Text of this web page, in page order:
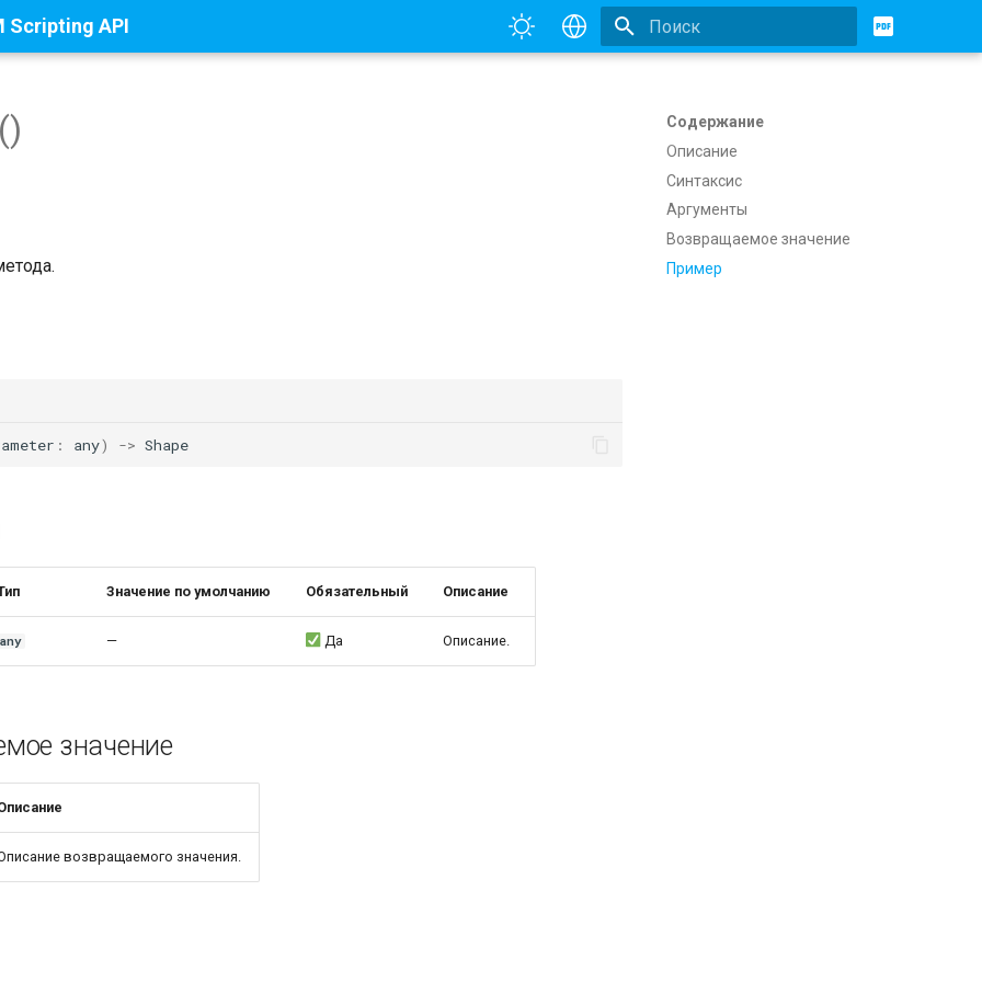
Scripting API
Содержание
Описание
Синтаксис
Аргументы
Возвращаемое значение
Пример
: any) -> Shape
Значение по умолчанию Обязательный Описание
any — Да Описание.
значение
возвращаемого значения.